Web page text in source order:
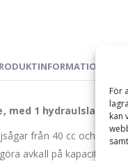
För
kan
med 1 hydraulslang,
från 40 cc och
avkall på kapaciteten